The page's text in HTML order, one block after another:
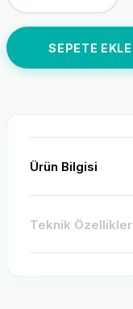
SEPETE EKLE
Ürün Bilgisi
Teknik Özellikler